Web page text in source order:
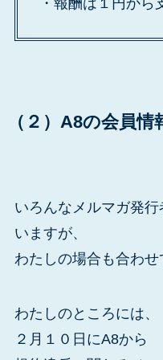
・報酬は１円から
（２）A8の会員情
いろんなメルマガ発
いますが、
わたしの場合も合わせ
わたしのところには、
２月１０日にA8から